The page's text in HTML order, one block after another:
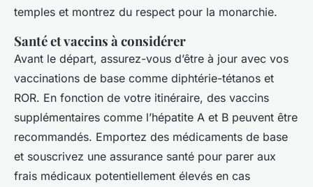
temples et montrez du respect pour la monarchie.
Santé et vaccins à considérer
Avant le départ, assurez-vous d’être à jour avec vos
vaccinations de base comme diphtérie-tétanos et
ROR. En fonction de votre itinéraire, des vaccins
supplémentaires comme l’hépatite A et B peuvent être
recommandés. Emportez des médicaments de base
et souscrivez une assurance santé pour parer aux
frais médicaux potentiellement élevés en cas